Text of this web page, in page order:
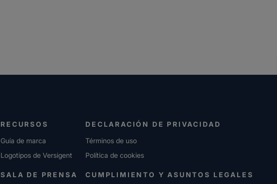
RECURSOS
Guía de marca
Logotipos de Versigent
SALA DE PRENSA
DECLARACIÓN DE PRIVACIDAD
Términos de uso
Política de cookies
CUMPLIMIENTO Y ASUNTOS LEGALES